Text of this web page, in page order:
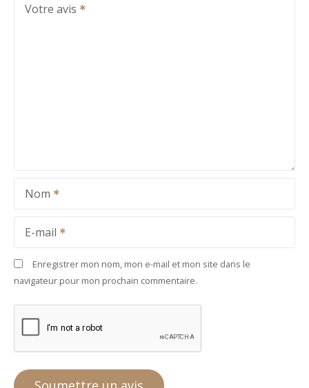
Votre avis
Nom
E-mail
Enregistrer mon nom, mon e-mail et mon site dans le
navigateur pour mon prochain commentaire.